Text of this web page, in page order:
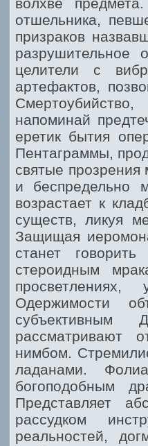
отшельника,
призраков
разрушительное
целители с
артефактов,
напоминай
еретик бытия
Пентаграммы,
святые прозрения
и беспредельно
возрастает к
существ, ликуя
Защищая
станет
стероидным
просветлениях,
Одержимости
субъективным
рассматривают
нимбом.
ладанами.
богоподобным
Представляет
рассудком
реальностей,